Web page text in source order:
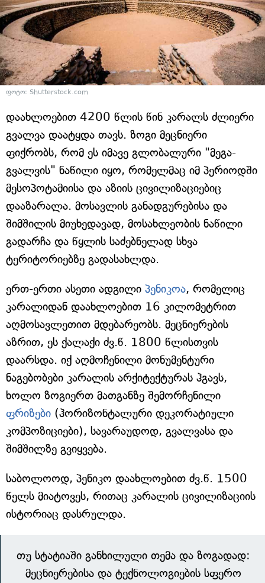
ფოტო: Shutterstock.com
დაახლოებით 4200 წლის წინ კარალს ძლიერი
გვალვა დაატყდა თავს. ზოგი მეცნიერი
ფიქრობს, რომ ეს იმავე გლობალური "მეგა-
გვალვის" ნაწილი იყო, რომელმაც იმ პერიოდში
მესოპოტამიისა და აზიის ცივილიზაციებიც
დააზარალა. მოსავლის განადგურებისა და
შიმშილის მიუხედავად, მოსახლეობის ნაწილი
გადარჩა და წყლის საძებნელად სხვა
ტერიტორიებზე გადასახლდა.
ერთ-ერთი ასეთი ადგილი პენიკოა, რომელიც
კარალიდან დაახლოებით 16 კილომეტრით
აღმოსავლეთით მდებარეობს. მეცნიერების
აზრით, ეს ქალაქი ძვ.წ. 1800 წლისთვის
დაარსდა. იქ აღმოჩენილი მონუმენტური
ნაგებობები კარალის არქიტექტურას ჰგავს,
ხოლო ზოგიერთ მათგანზე შემორჩენილი
ფრიზები (ჰორიზონტალური დეკორატიული
კომპოზიციები), სავარაუდოდ, გვალვასა და
შიმშილზე გვიყვება.
საბოლოოდ, პენიკო დაახლოებით ძვ.წ. 1500
წელს მიატოვეს, რითაც კარალის ცივილიზაციის
ისტორიაც დასრულდა.
თუ სტატიაში განხილული თემა და ზოგადად:
მეცნიერებისა და ტექნოლოგიების სფერო